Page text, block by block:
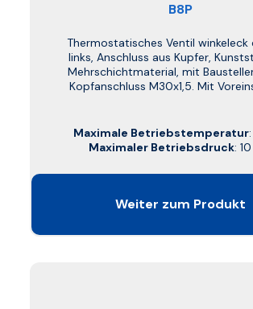
B8P
Thermostatisches Ventil
links, Anschluss aus Kupfer,
Mehrschichtmaterial, mit
Kopfanschluss M30x1,5. Mit
Maximale Betriebstemperatur
Maximaler Betriebsdruck:
Weiter zum Produkt